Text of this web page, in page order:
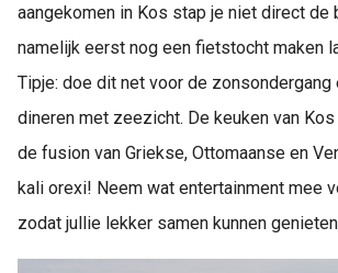
aangekomen in Kos stap je niet direct de
namelijk eerst nog een fietstocht maken
Tipje: doe dit net voor de zonsondergang
dineren met zeezicht. De keuken van
de fusion van Griekse, Ottomaanse en
kali orexi! Neem wat entertainment mee
zodat jullie lekker samen kunnen